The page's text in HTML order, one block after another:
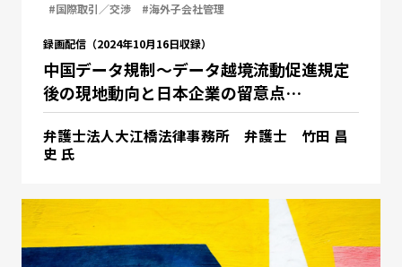
#国際取引／交渉
#海外子会社管理
録画配信（2024年10月16日収録）
中国データ規制～データ越境流動促進規定
後の現地動向と日本企業の留意点…
弁護士法人大江橋法律事務所 弁護士 竹田 昌
史 氏